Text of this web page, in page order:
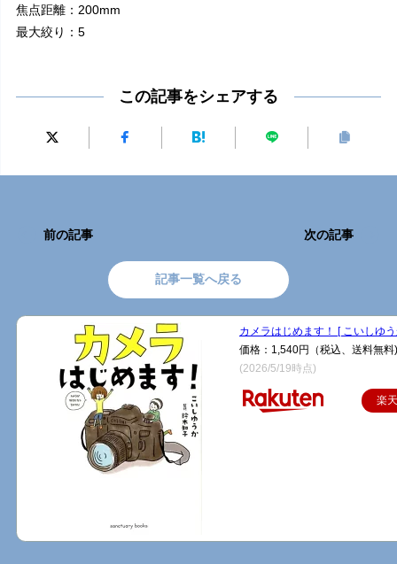
焦点距離：200mm
最大絞り：5
この記事をシェアする
前の記事
記事一覧へ戻る
次の記事
カメラはじめます！ [ こいしゆ
価格：1,540円（税込、送料無料)
(2026/5/19時点)
楽